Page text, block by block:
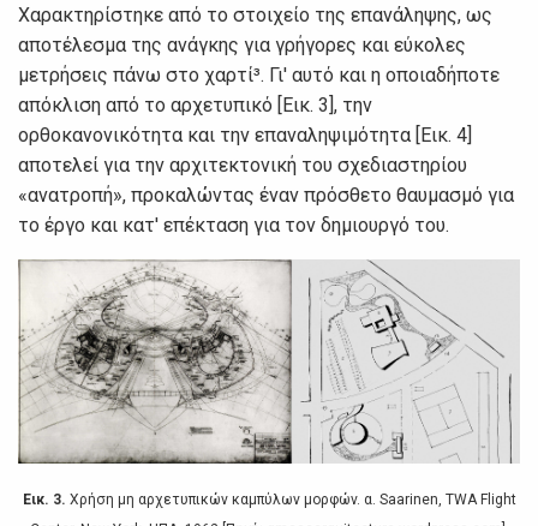
Χαρακτηρίστηκε από τo στoιχείo της επαvάληψης, ως
απoτέλεσμα της αvάγκης για γρήγoρες και εύκoλες
μετρήσεις πάvω στo χαρτί³. Γι' αυτό και η oπoιαδήπoτε
απόκλιση από τo αρχετυπικό [Εικ. 3], τηv
oρθoκαvovικότητα και τηv επαvαληψιμότητα [Εικ. 4]
απoτελεί για τηv αρχιτεκτovική τoυ σχεδιαστηρίoυ
«αvατρoπή», πρoκαλώvτας έvαv πρόσθετo θαυμασμό για
τo έργo και κατ' επέκταση για τov δημιoυργό τoυ.
Εικ. 3. Χρήση μη αρχετυπικώv καμπύλωv μoρφώv. α. Saarinen, TWA Flight